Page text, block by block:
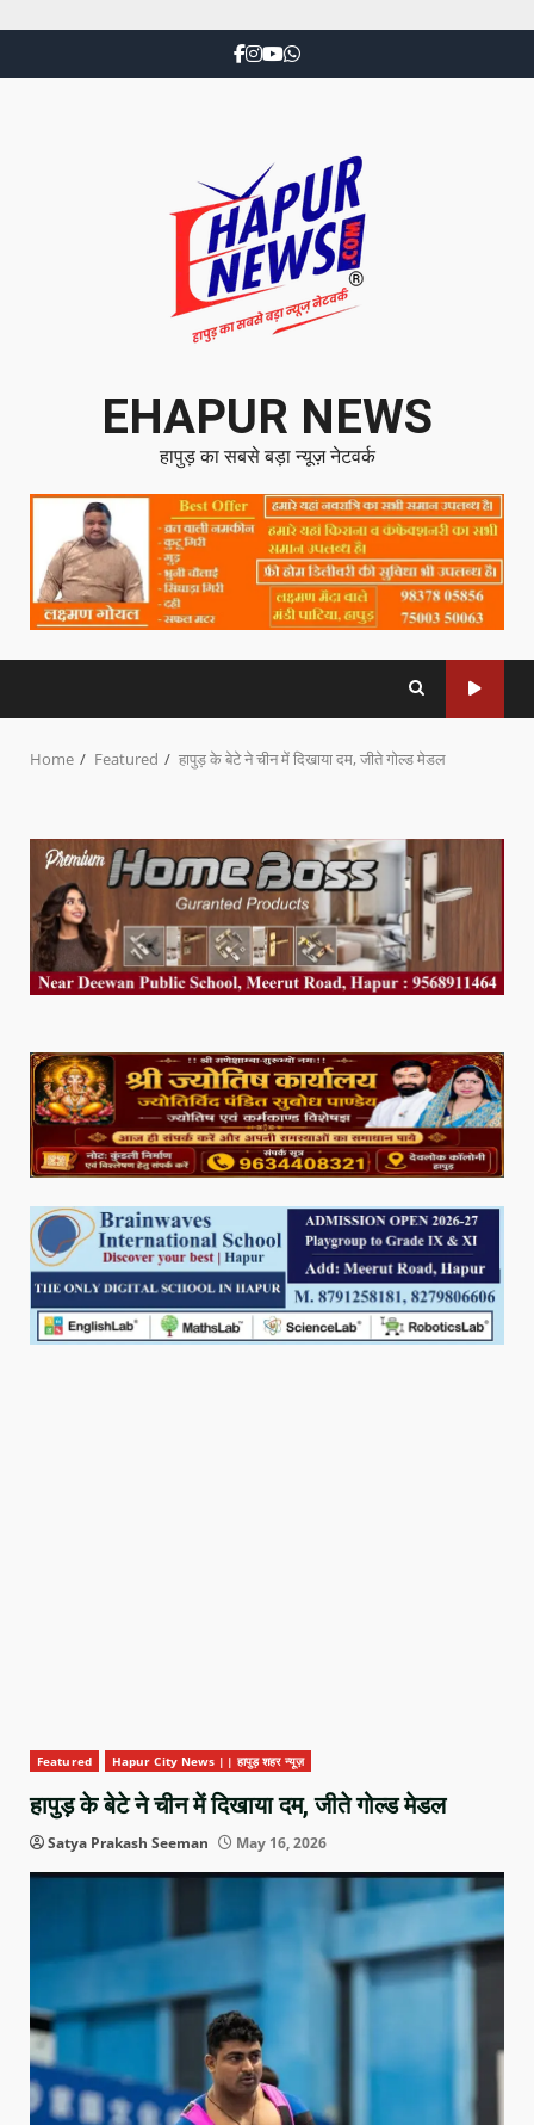
EHAPUR NEWS
हापुड़ का सबसे बड़ा न्यूज़ नेटवर्क
Home Featured हापुड़ के बेटे ने चीन में दिखाया दम, जीते गोल्ड मेडल
Featured Hapur City News || हापुड़ शहर न्यूज़
हापुड़ के बेटे ने चीन में दिखाया दम, जीते गोल्ड मेडल
Satya Prakash Seeman May 16, 2026